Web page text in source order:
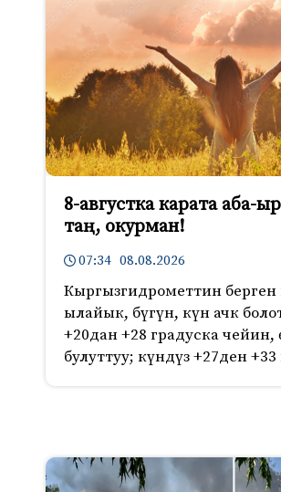
8-августка карата аба-
таң, окурман!
07:34 08.08.2026
Кыргызгидрометтин
ылайык, бүгүн, күн ачк
+20дан +28 градуска чейин,
булуттуу; күндүз +27ден